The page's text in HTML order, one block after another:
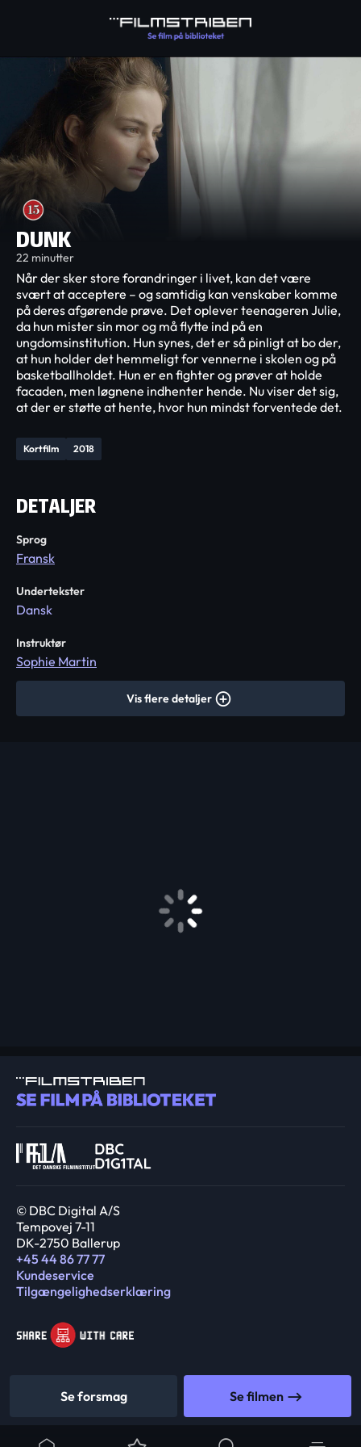
DUNK
22 minutter
Kortfilm 2018
Når der sker store forandringer i livet, kan det være
svært at acceptere – og samtidig kan venskaber komme
på deres afgørende prøve. Det oplever teenageren Julie,
da hun mister sin mor og må flytte ind på en
ungdomsinstitution. Hun synes, det er så pinligt at bo der,
at hun holder det hemmeligt for vennerne i skolen og på
basketballholdet. Hun er en fighter og prøver at holde
facaden, men løgnene indhenter hende. Nu viser det sig,
at der er støtte at hente, hvor hun mindst forventede det.
Se forsmag Se filmen
DETALJER
Sprog
Fransk
Undertekster
Dansk
Instruktør
Sophie Martin
Vis flere detaljer
© DBC Digital A/S
Tempovej 7-11
DK-2750 Ballerup
+45 44 86 77 77
Kundeservice
Tilgængelighedserklæring